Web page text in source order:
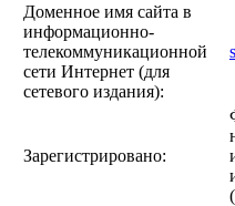
Доменное имя сайта в
информационно-
телекоммуникационной
сети Интернет (для
сетевого издания):
Зарегистрировано: